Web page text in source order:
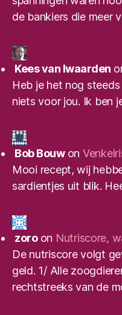
de bankiers die meer
Kees van Iwaarden
Heb je het nog
niets voor jou. Ik ben
Bob Bouwon
Mooi recept, wij
sardientjes uit blik.
zoroon Nutriscore,
De nutriscore volgt
geld. 1/ Alle
rechtstreeks van de